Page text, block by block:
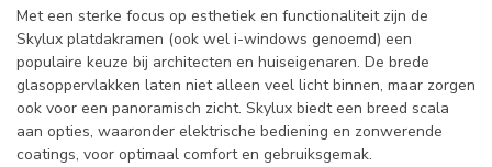
Met een sterke focus op esthetiek en functionaliteit zijn de
Skylux platdakramen (ook wel i-windows genoemd) een
populaire keuze bij architecten en huiseigenaren. De brede
glasoppervlakken laten niet alleen veel licht binnen, maar zorgen
ook voor een panoramisch zicht. Skylux biedt een breed scala
aan opties, waaronder elektrische bediening en zonwerende
coatings, voor optimaal comfort en gebruiksgemak.